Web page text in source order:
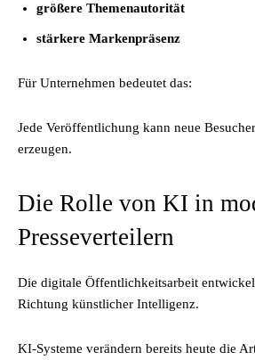
größere Themenautorität
stärkere Markenpräsenz
Für Unternehmen bedeutet das:
Jede Veröffentlichung kann neue
erzeugen.
Die Rolle von KI in
Presseverteilern
Die digitale Öffentlichkeitsarbeit
Richtung künstlicher Intelligenz.
KI-Systeme verändern bereits heute die